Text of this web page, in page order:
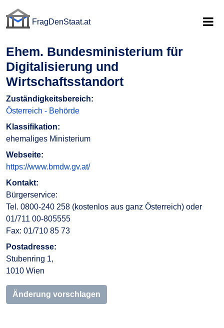
FragDenStaat.at
Ehem. Bundesministerium für
Digitalisierung und
Wirtschaftsstandort
Zuständigkeitsbereich:
Österreich - Behörde
Klassifikation:
ehemaliges Ministerium
Webseite:
https://www.bmdw.gv.at/
Kontakt:
Bürgerservice:
Tel. 0800-240 258 (kostenlos aus ganz Österreich) oder
01/711 00-805555
Fax: 01/710 85 73
Postadresse:
Stubenring 1,
1010 Wien
Änderung vorschlagen